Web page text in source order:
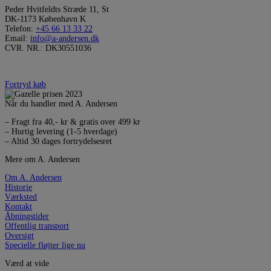
Peder Hvitfeldts Stræde 11, St
DK-1173 København K
Telefon: +45 66 13 33 22
Email: info@a-andersen.dk
CVR. NR.: DK30551036
Fortryd køb
Når du handler med A. Andersen
– Fragt fra 40,- kr & gratis over 499 kr
– Hurtig levering (1-5 hverdage)
– Altid 30 dages fortrydelsesret
Mere om A. Andersen
Om A. Andersen
Historie
Værksted
Kontakt
Åbningstider
Offentlig transport
Oversigt
Specielle fløjter lige nu
Værd at vide